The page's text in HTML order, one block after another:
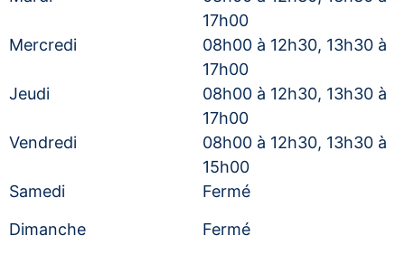
17h00
Mercredi
08h00 à 12h30, 13h30 à
17h00
Jeudi
08h00 à 12h30, 13h30 à
17h00
Vendredi
08h00 à 12h30, 13h30 à
15h00
Samedi
Fermé
Dimanche
Fermé